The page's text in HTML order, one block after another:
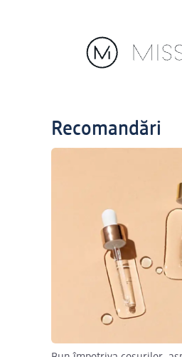
Recomandări